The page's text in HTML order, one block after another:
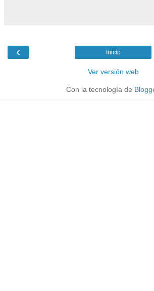
‹ Inicio
Ver versión web
Con la tecnología de